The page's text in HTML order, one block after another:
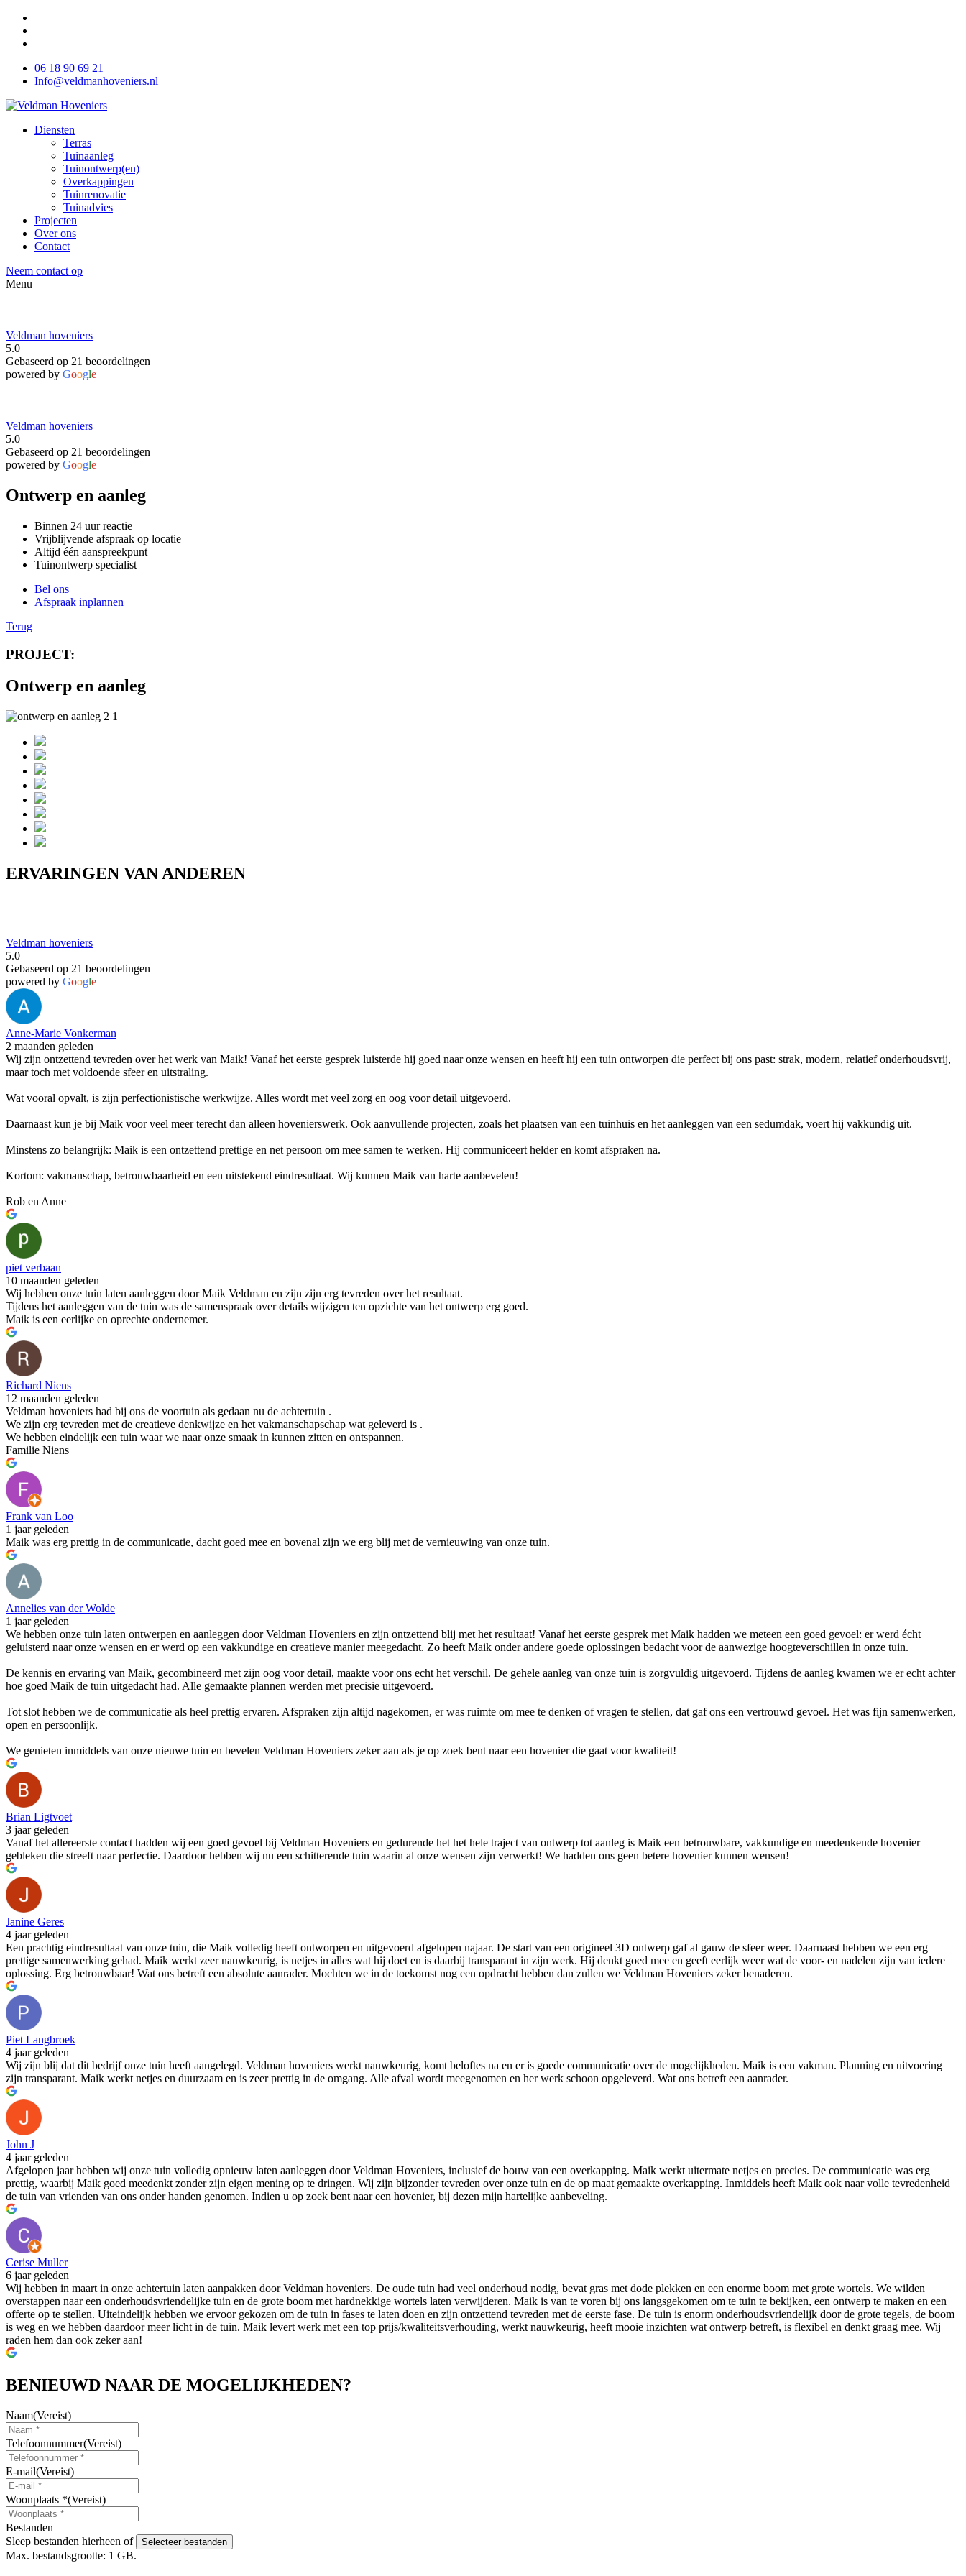
06 18 90 69 21
Info@veldmanhoveniers.nl
Diensten
Terras
Tuinaanleg
Tuinontwerp(en)
Overkappingen
Tuinrenovatie
Tuinadvies
Projecten
Over ons
Contact
Neem contact op
Menu
Veldman hoveniers
5.0
Gebaseerd op 21 beoordelingen
powered by Google
Veldman hoveniers
5.0
Gebaseerd op 21 beoordelingen
powered by Google
Ontwerp en aanleg
Binnen 24 uur reactie
Vrijblijvende afspraak op locatie
Altijd één aanspreekpunt
Tuinontwerp specialist
Bel ons
Afspraak inplannen
Terug
PROJECT:
Ontwerp en aanleg
ERVARINGEN VAN ANDEREN
Veldman hoveniers
5.0
Gebaseerd op 21 beoordelingen
powered by Google
Anne-Marie Vonkerman
2 maanden geleden
Wij zijn ontzettend tevreden over het werk van Maik! Vanaf het eerste gesprek luisterde hij goed naar onze wensen en heeft hij een tuin ontworpen die perfect bij ons past: strak, modern, relatief onderhoudsvrij,
maar toch met voldoende sfeer en uitstraling.
Wat vooral opvalt, is zijn perfectionistische werkwijze. Alles wordt met veel zorg en oog voor detail uitgevoerd.
Daarnaast kun je bij Maik voor veel meer terecht dan alleen hovenierswerk. Ook aanvullende projecten, zoals het plaatsen van een tuinhuis en het aanleggen van een sedumdak, voert hij vakkundig uit.
Minstens zo belangrijk: Maik is een ontzettend prettige en net persoon om mee samen te werken. Hij communiceert helder en komt afspraken na.
Kortom: vakmanschap, betrouwbaarheid en een uitstekend eindresultaat. Wij kunnen Maik van harte aanbevelen!
Rob en Anne
piet verbaan
10 maanden geleden
Wij hebben onze tuin laten aanleggen door Maik Veldman en zijn zijn erg tevreden over het resultaat.
Tijdens het aanleggen van de tuin was de samenspraak over details wijzigen ten opzichte van het ontwerp erg goed.
Maik is een eerlijke en oprechte ondernemer.
Richard Niens
12 maanden geleden
Veldman hoveniers had bij ons de voortuin als gedaan nu de achtertuin .
We zijn erg tevreden met de creatieve denkwijze en het vakmanschapschap wat geleverd is .
We hebben eindelijk een tuin waar we naar onze smaak in kunnen zitten en ontspannen.
Familie Niens
Frank van Loo
1 jaar geleden
Maik was erg prettig in de communicatie, dacht goed mee en bovenal zijn we erg blij met de vernieuwing van onze tuin.
Annelies van der Wolde
1 jaar geleden
We hebben onze tuin laten ontwerpen en aanleggen door Veldman Hoveniers en zijn ontzettend blij met het resultaat! Vanaf het eerste gesprek met Maik hadden we meteen een goed gevoel: er werd écht
geluisterd naar onze wensen en er werd op een vakkundige en creatieve manier meegedacht. Zo heeft Maik onder andere goede oplossingen bedacht voor de aanwezige hoogteverschillen in onze tuin.
De kennis en ervaring van Maik, gecombineerd met zijn oog voor detail, maakte voor ons echt het verschil. De gehele aanleg van onze tuin is zorgvuldig uitgevoerd. Tijdens de aanleg kwamen we er echt achter
hoe goed Maik de tuin uitgedacht had. Alle gemaakte plannen werden met precisie uitgevoerd.
Tot slot hebben we de communicatie als heel prettig ervaren. Afspraken zijn altijd nagekomen, er was ruimte om mee te denken of vragen te stellen, dat gaf ons een vertrouwd gevoel. Het was fijn samenwerken,
open en persoonlijk.
We genieten inmiddels van onze nieuwe tuin en bevelen Veldman Hoveniers zeker aan als je op zoek bent naar een hovenier die gaat voor kwaliteit!
Brian Ligtvoet
3 jaar geleden
Vanaf het allereerste contact hadden wij een goed gevoel bij Veldman Hoveniers en gedurende het het hele traject van ontwerp tot aanleg is Maik een betrouwbare, vakkundige en meedenkende hovenier
gebleken die streeft naar perfectie. Daardoor hebben wij nu een schitterende tuin waarin al onze wensen zijn verwerkt! We hadden ons geen betere hovenier kunnen wensen!
Janine Geres
4 jaar geleden
Een prachtig eindresultaat van onze tuin, die Maik volledig heeft ontworpen en uitgevoerd afgelopen najaar. De start van een origineel 3D ontwerp gaf al gauw de sfeer weer. Daarnaast hebben we een erg
prettige samenwerking gehad. Maik werkt zeer nauwkeurig, is netjes in alles wat hij doet en is daarbij transparant in zijn werk. Hij denkt goed mee en geeft eerlijk weer wat de voor- en nadelen zijn van iedere
oplossing. Erg betrouwbaar! Wat ons betreft een absolute aanrader. Mochten we in de toekomst nog een opdracht hebben dan zullen we Veldman Hoveniers zeker benaderen.
Piet Langbroek
4 jaar geleden
Wij zijn blij dat dit bedrijf onze tuin heeft aangelegd. Veldman hoveniers werkt nauwkeurig, komt beloftes na en er is goede communicatie over de mogelijkheden. Maik is een vakman. Planning en uitvoering
zijn transparant. Maik werkt netjes en duurzaam en is zeer prettig in de omgang. Alle afval wordt meegenomen en her werk schoon opgeleverd. Wat ons betreft een aanrader.
John J
4 jaar geleden
Afgelopen jaar hebben wij onze tuin volledig opnieuw laten aanleggen door Veldman Hoveniers, inclusief de bouw van een overkapping. Maik werkt uitermate netjes en precies. De communicatie was erg
prettig, waarbij Maik goed meedenkt zonder zijn eigen mening op te dringen. Wij zijn bijzonder tevreden over onze tuin en de op maat gemaakte overkapping. Inmiddels heeft Maik ook naar volle tevredenheid
de tuin van vrienden van ons onder handen genomen. Indien u op zoek bent naar een hovenier, bij dezen mijn hartelijke aanbeveling.
Cerise Muller
6 jaar geleden
Wij hebben in maart in onze achtertuin laten aanpakken door Veldman hoveniers. De oude tuin had veel onderhoud nodig, bevat gras met dode plekken en een enorme boom met grote wortels. We wilden
overstappen naar een onderhoudsvriendelijke tuin en de grote boom met hardnekkige wortels laten verwijderen. Maik is van te voren bij ons langsgekomen om te tuin te bekijken, een ontwerp te maken en een
offerte op te stellen. Uiteindelijk hebben we ervoor gekozen om de tuin in fases te laten doen en zijn ontzettend tevreden met de eerste fase. De tuin is enorm onderhoudsvriendelijk door de grote tegels, de boom
is weg en we hebben daardoor meer licht in de tuin. Maik levert werk met een top prijs/kwaliteitsverhouding, werkt nauwkeurig, heeft mooie inzichten wat ontwerp betreft, is flexibel en denkt graag mee. Wij
raden hem dan ook zeker aan!
BENIEUWD NAAR DE MOGELIJKHEDEN?
Naam(Vereist)
Telefoonnummer(Vereist)
E-mail(Vereist)
Woonplaats *(Vereist)
Bestanden
Sleep bestanden hierheen of
Selecteer bestanden
Max. bestandsgrootte: 1 GB.